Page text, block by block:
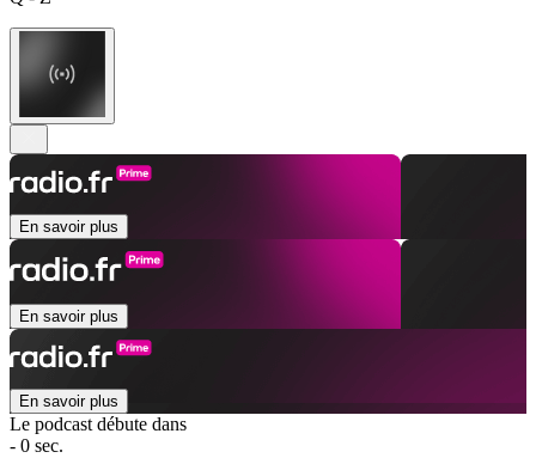
En savoir plus
En savoir plus
En savoir plus
Le podcast débute dans
- 0 sec.